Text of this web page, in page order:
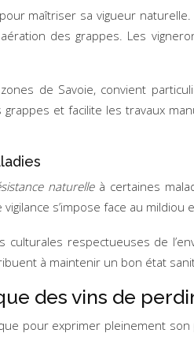
maîtriser sa vigueur
des grappes. Les
de Savoie, convient
et facilite les travaux
naturelle à certaines
vigilance s’impose face au
respectueuses de
à maintenir un bon état
des vins de
pour exprimer pleinement